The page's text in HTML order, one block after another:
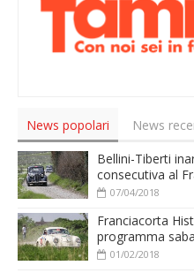
News popolari
News
Bellini-Tiberti
consecutiva al
07/04/2018
Franciacorta
programma
01/02/2018